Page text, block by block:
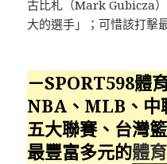
古比札（Mark Gubicza
大的選手」；可惜該打擊
－SPORT598體
NBA、MLB、中
五大聯賽、台灣
最豐富多元的體